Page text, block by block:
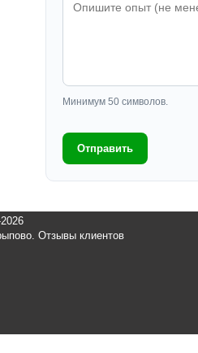
Минимум 50 символов.
Отправить
Отзывы клиентов